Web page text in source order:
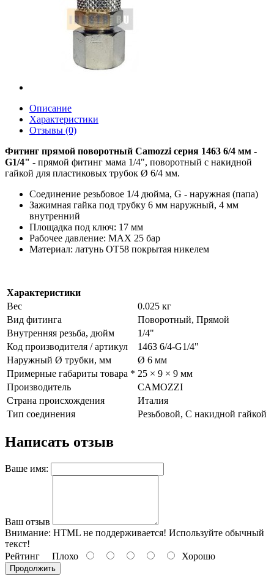
Описание
Характеристики
Отзывы (0)
Фитинг прямой поворотный Camozzi серия 1463 6/4 мм -
G1/4" - прямой фитинг мама 1/4", поворотный с накидной
гайкой для пластиковых трубок Ø 6/4 мм.
Соединение резьбовое 1/4 дюйма, G - наружная (папа)
Зажимная гайка под трубку 6 мм наружный, 4 мм
внутренний
Площадка под ключ: 17 мм
Рабочее давление: MAX 25 бар
Материал: латунь ОТ58 покрытая никелем
Характеристики
Вес
0.025 кг
Вид фитинга
Поворотный, Прямой
Внутренняя резьба, дюйм
1/4"
Код производителя / артикул
1463 6/4-G1/4"
Наружный Ø трубки, мм
Ø 6 мм
Примерные габариты товара * 25 × 9 × 9 мм
Производитель
CAMOZZI
Страна происхождения
Италия
Тип соединения
Резьбовой, С накидной гайкой
Написать отзыв
Ваше имя:
Ваш отзыв
Внимание: HTML не поддерживается! Используйте обычный
текст!
Рейтинг Плохо Хорошо
Продолжить